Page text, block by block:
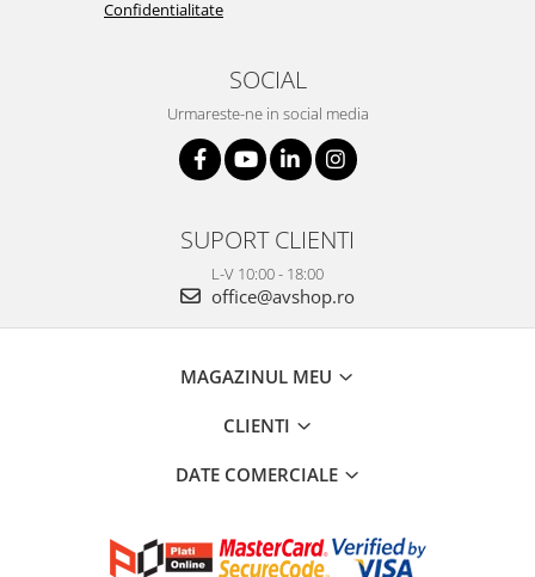
Confidentialitate
SOCIAL
Urmareste-ne in social media
SUPORT CLIENTI
L-V 10:00 - 18:00
office@avshop.ro
MAGAZINUL MEU
CLIENTI
DATE COMERCIALE